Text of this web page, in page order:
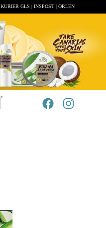
KURIER GLS | INSPOST | ORLEN